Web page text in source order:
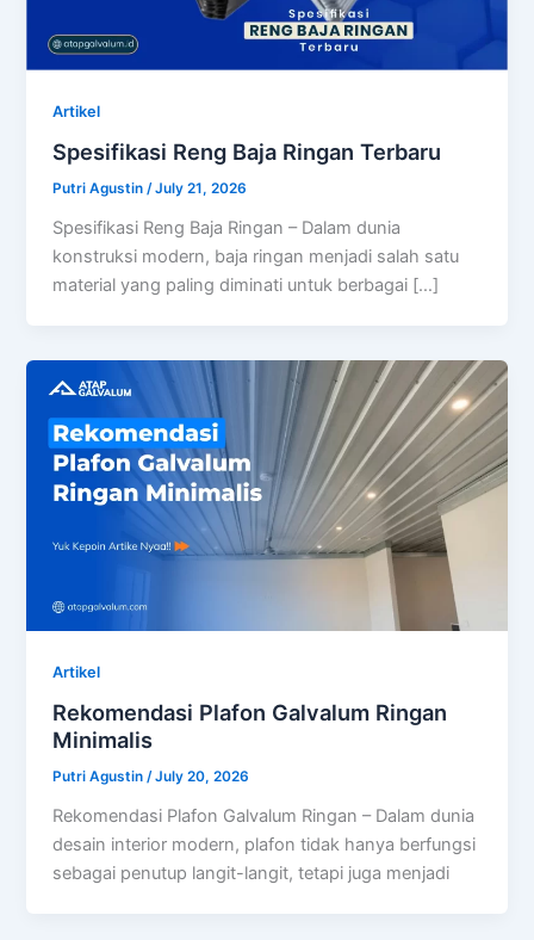
Artikel
Spesifikasi Reng Baja Ringan Terbaru
Putri Agustin/July 21, 2026
Spesifikasi Reng Baja Ringan – Dalam dunia
konstruksi modern, baja ringan menjadi salah satu
material yang paling diminati untuk berbagai […]
Artikel
Rekomendasi Plafon Galvalum Ringan
Minimalis
Putri Agustin/July 20, 2026
Rekomendasi Plafon Galvalum Ringan – Dalam dunia
desain interior modern, plafon tidak hanya berfungsi
sebagai penutup langit-langit, tetapi juga menjadi